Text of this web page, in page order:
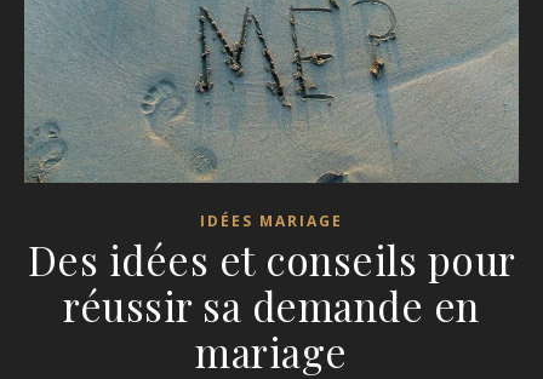
IDÉES MARIAGE
Des idées et conseils pour
réussir sa demande en
mariage